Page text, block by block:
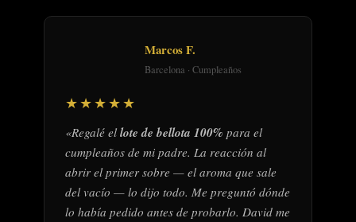
Marcos F.
Barcelona · Cumpleaños
★★★★★
«Regalé ellote de bellota 100% para el
cumpleaños de mi padre. La reacción al
abrir el primer sobre — el aroma que sale
del vacío — lo dijo todo. Me preguntó dónde
lo había pedido antes de probarlo. David me